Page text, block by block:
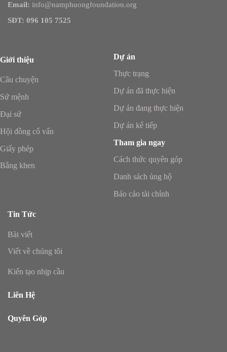
Email: info@namphuongfoundation.org
SĐT: 096 105 7525
Giới thiệu
Câu chuyện
Sứ mệnh
Đại sứ
Hội đồng cố vấn
Giấy phép
Bằng khen
Dự án
Thực trạng
Dự án đã thực hiện
Dự án đang thực hiện
Dự án kế tiếp
Tham gia ngay
Cách thức quyên góp
Danh sách ủng hộ
Báo cáo tài chính
Tin Tức
Bài viết
Viết về chúng tôi
Kiến tạo nhịp cầu
Liên Hệ
Quyên Góp